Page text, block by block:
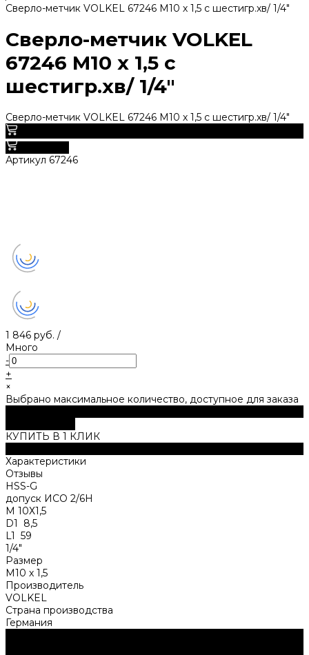
Сверло-метчик VOLKEL 67246 М10 х 1,5 с шестигр.хв/ 1/4"
Сверло-метчик VOLKEL
67246 М10 х 1,5 с
шестигр.хв/ 1/4"
Сверло-метчик VOLKEL 67246 М10 х 1,5 с шестигр.хв/ 1/4"
Артикул 67246
1 846 руб. /
Много
-
+
×
Выбрано максимальное количество, доступное для заказа
КУПИТЬ В 1 КЛИК
Характеристики
Отзывы
HSS-G
допуск ИСО 2/6Н
M 10Х1,5
D1 8,5
L1 59
1/4"
Размер
М10 х 1,5
Производитель
VOLKEL
Страна производства
Германия